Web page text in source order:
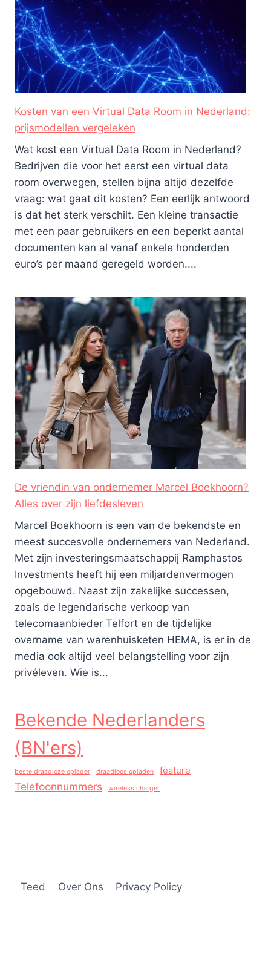
Kosten van een Virtual Data Room in Nederland:
prijsmodellen vergeleken
Wat kost een Virtual Data Room in Nederland?
Bedrijven die voor het eerst een virtual data
room overwegen, stellen bijna altijd dezelfde
vraag: wat gaat dit kosten? Een eerlijk antwoord
is dat het sterk verschilt. Een kleine transactie
met een paar gebruikers en een beperkt aantal
documenten kan al vanaf enkele honderden
euro’s per maand geregeld worden....
De vriendin van ondernemer Marcel Boekhoorn?
Alles over zijn liefdesleven
Marcel Boekhoorn is een van de bekendste en
meest succesvolle ondernemers van Nederland.
Met zijn investeringsmaatschappij Ramphastos
Investments heeft hij een miljardenvermogen
opgebouwd. Naast zijn zakelijke successen,
zoals de legendarische verkoop van
telecomaanbieder Telfort en de tijdelijke
overname van warenhuisketen HEMA, is er in de
media ook altijd veel belangstelling voor zijn
privéleven. Wie is...
Bekende Nederlanders
(BN'ers)
beste draadloze oplader draadloos opladen feature
Telefoonnummers wireless charger
Teed Over Ons Privacy Policy